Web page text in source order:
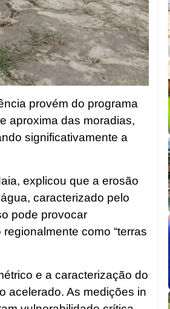
provém do programa
aproxima das moradias,
significativamente a
explicou que a erosão
caracterizado pelo
pode provocar
como “terras
e a caracterização do
acelerado. As medições in